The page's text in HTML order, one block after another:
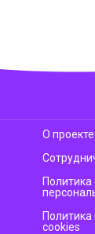
О проекте
Политика
cookies